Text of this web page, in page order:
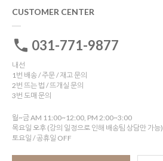
CUSTOMER CENTER
031-771-9877
내선
1번 배송 / 주문 / 재고 문의
2번 뜨는 법 / 뜨개실 문의
3번 도매 문의
월~금 AM 11:00~12:00, PM 2:00~3:00
목요일 오후 (강의 일정으로 인해 배송팀 상담만 가능)
토요일 / 공휴일 OFF